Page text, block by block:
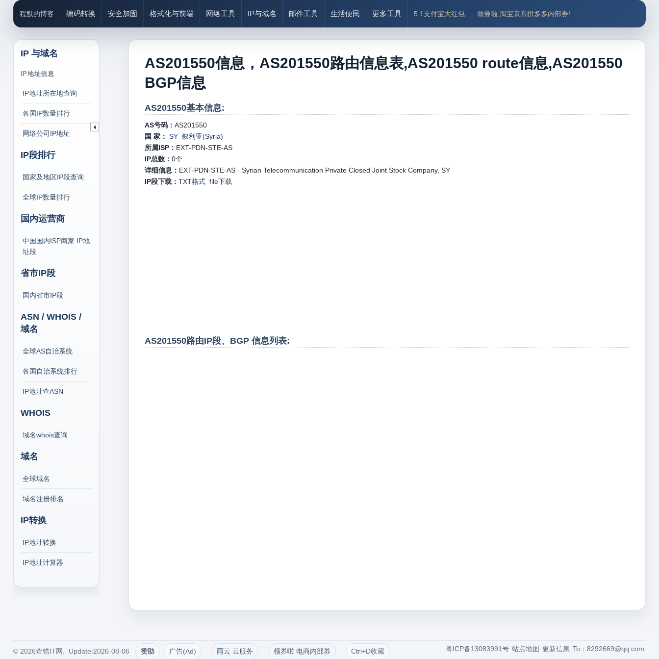
程默的博客 编码转换 安全加固 格式化与前端 网络工具 IP与域名 邮件工具 生活便民 更多工具 5.1支付宝大红包 领券啦,淘宝京东拼多多内部券!
IP 与域名
IP地址信息
IP地址所在地查询
各国IP数量排行
网络公司IP地址
IP段排行
国家及地区IP段查询
全球IP数量排行
国内运营商
中国国内ISP商家 IP地
址段
省市IP段
国内省市IP段
ASN / WHOIS /
域名
全球AS自治系统
各国自治系统排行
IP地址查ASN
WHOIS
域名whois查询
域名
全球域名
域名注册排名
IP转换
IP地址转换
IP地址计算器
AS201550信息，AS201550路由信息表,AS201550 route信息,AS201550
BGP信息
AS201550基本信息:
AS号码： AS201550
国 家： SY 叙利亚(Syria)
所属ISP： EXT-PDN-STE-AS
IP总数： 0个
详细信息： EXT-PDN-STE-AS - Syrian Telecommunication Private Closed Joint Stock Company, SY
IP段下载： TXT格式 file下载
AS201550路由IP段、BGP 信息列表:
© 2026查错IT网. Update:2026-08-06 赞助 广告(Ad) 雨云 云服务 领券啦 电商内部券 Ctrl+D收藏 To：8292669@qq.com
更新信息
站点地图
粤ICP备13083991号